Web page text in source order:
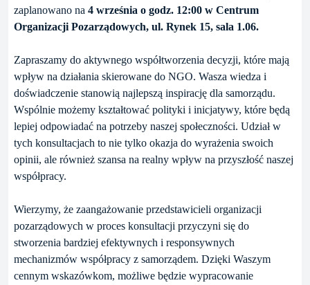
zaplanowano na 4 września o godz. 12:00 w Centrum
Organizacji Pozarządowych, ul. Rynek 15, sala 1.06.
Zapraszamy do aktywnego współtworzenia decyzji, które mają
wpływ na działania skierowane do NGO. Wasza wiedza i
doświadczenie stanowią najlepszą inspirację dla samorządu.
Wspólnie możemy kształtować polityki i inicjatywy, które będą
lepiej odpowiadać na potrzeby naszej społeczności. Udział w
tych konsultacjach to nie tylko okazja do wyrażenia swoich
opinii, ale również szansa na realny wpływ na przyszłość naszej
współpracy.
Wierzymy, że zaangażowanie przedstawicieli organizacji
pozarządowych w proces konsultacji przyczyni się do
stworzenia bardziej efektywnych i responsywnych
mechanizmów współpracy z samorządem. Dzięki Waszym
cennym wskazówkom, możliwe będzie wypracowanie